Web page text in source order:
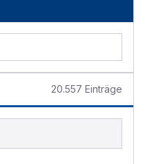
20.557 Einträge